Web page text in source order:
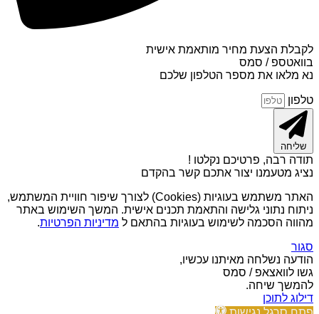
לקבלת הצעת מחיר מותאמת אישית
בוואטספ / סמס
נא מלאו את מספר הטלפון שלכם
טלפון
שליחה
תודה רבה, פרטיכם נקלטו !
נציג מטעמנו יצור אתכם קשר בהקדם
האתר משתמש בעוגיות (Cookies) לצורך שיפור חוויית המשתמש,
ניתוח נתוני גלישה והתאמת תכנים אישית. המשך השימוש באתר
מהווה הסכמה לשימוש בעוגיות בהתאם ל מדיניות הפרטיות.
סגור
הודעה נשלחה מאיתנו עכשיו,
גשו לוואצאפ / סמס
להמשך שיחה.
דילוג לתוכן